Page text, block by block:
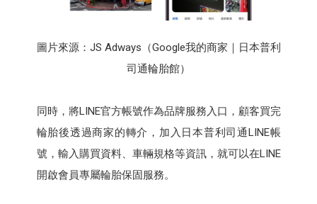
圖片來源：JS Adways（Google我的商家｜日本普利
司通輪胎館）
同時，將LINE官方帳號作為品牌服務入口，顧客買完
輪胎後透過商家的轉介，加入日本普利司通LINE帳
號，輸入購買資料、車輛規格等資訊，就可以在LINE
開啟會員專屬輪胎保固服務。